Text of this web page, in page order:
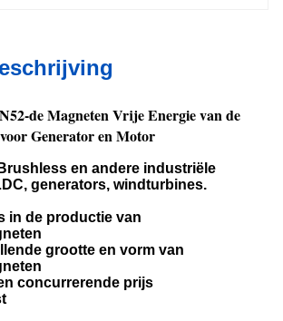
de Magneten Vrije Energie van de
Generator en Motor
en andere industriële
generators, windturbines.
in de productie van
grootte en vorm van
concurrerende prijs